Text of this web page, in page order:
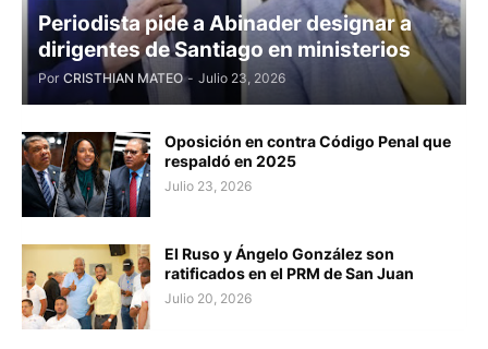
Periodista pide a Abinader designar a
dirigentes de Santiago en ministerios
Por CRISTHIAN MATEO - Julio 23, 2026
Oposición en contra Código Penal que
respaldó en 2025
Julio 23, 2026
El Ruso y Ángelo González son
ratificados en el PRM de San Juan
Julio 20, 2026